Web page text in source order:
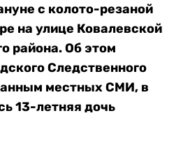
с колото-резаной
на улице Ковалевской
района. Об этом
Следственного
местных СМИ, в
13-летняя дочь